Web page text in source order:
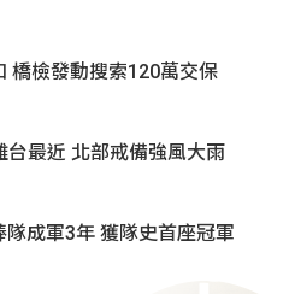
橋檢發動搜索120萬交保
台最近 北部戒備強風大雨
成軍3年 獲隊史首座冠軍